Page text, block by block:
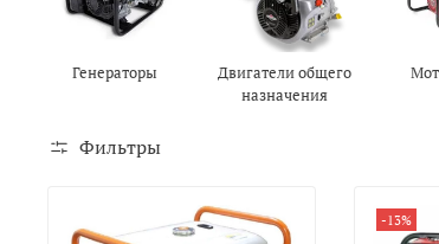
Генераторы
Двигатели общего
назначения
Фильтры
-13%